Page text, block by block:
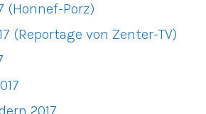
(Honnef-Porz)
(Reportage von Zenter-TV)